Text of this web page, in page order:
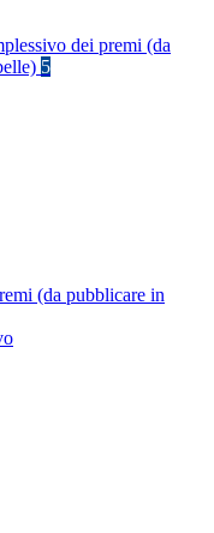
dei premi (da
5
(da pubblicare in